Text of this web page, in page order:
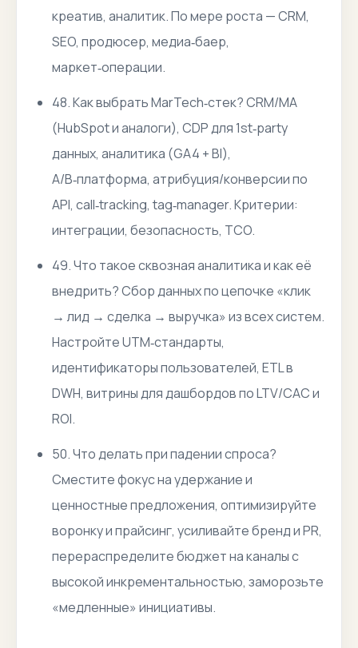
креатив, аналитик. По мере роста — CRM,
SEO, продюсер, медиа‑баер,
маркет‑операции.
48. Как выбрать MarTech‑стек? CRM/MA
(HubSpot и аналоги), CDP для 1st‑party
данных, аналитика (GA4 + BI),
A/B‑платформа, атрибуция/конверсии по
API, call‑tracking, tag‑manager. Критерии:
интеграции, безопасность, TCO.
49. Что такое сквозная аналитика и как её
внедрить? Сбор данных по цепочке «клик
→ лид → сделка → выручка» из всех систем.
Настройте UTM‑стандарты,
идентификаторы пользователей, ETL в
DWH, витрины для дашбордов по LTV/CAC и
ROI.
50. Что делать при падении спроса?
Сместите фокус на удержание и
ценностные предложения, оптимизируйте
воронку и прайсинг, усиливайте бренд и PR,
перераспределите бюджет на каналы с
высокой инкрементальностью, заморозьте
«медленные» инициативы.